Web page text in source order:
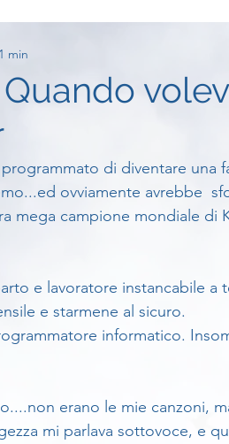
min
di diventare una
ovviamente avrebbe
mega campione mondiale di
e lavoratore instancabile a
e starmene al sicuro.
informatico.
erano le mie canzoni,
mi parlava sottovoce, e